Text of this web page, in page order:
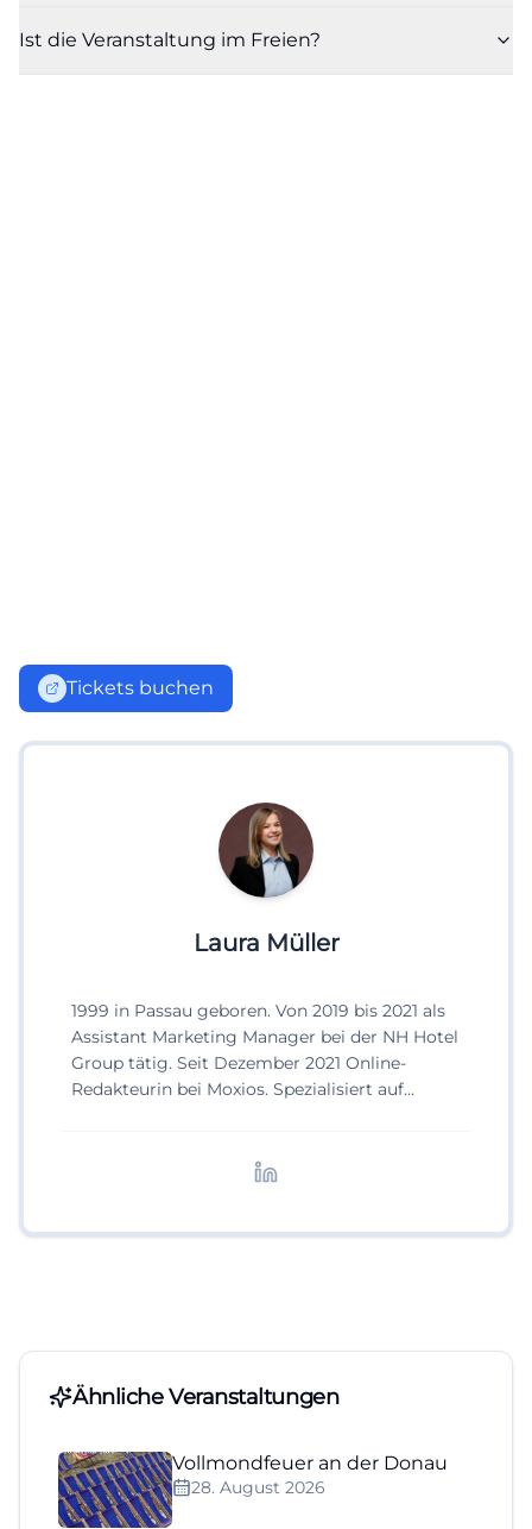
Ist die Veranstaltung im Freien?
Tickets buchen
Laura Müller
1999 in Passau geboren. Von 2019 bis 2021 als
Assistant Marketing Manager bei der NH Hotel
Group tätig. Seit Dezember 2021 Online-
Redakteurin bei Moxios. Spezialisiert auf
Ähnliche Veranstaltungen
Vollmondfeuer an der Donau
28. August 2026